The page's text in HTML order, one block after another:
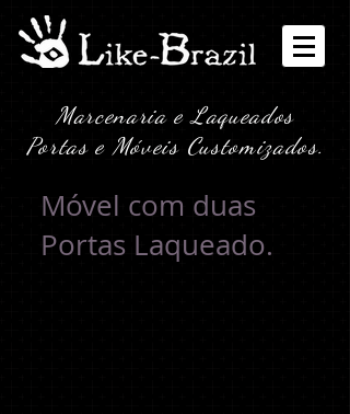
Marcenaria e Laqueados
Portas e Móveis Customizados.
Móvel com duas
Portas Laqueado.